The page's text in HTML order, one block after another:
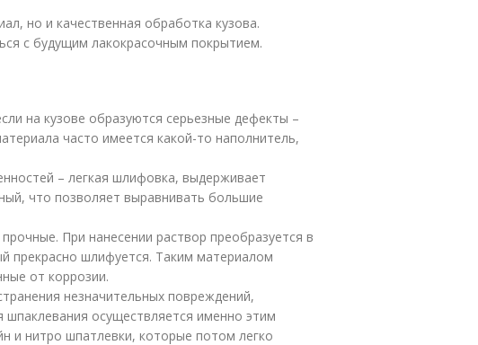
но и качественная обработка кузова.
с будущим лакокрасочным покрытием.
на кузове образуются серьезные дефекты –
часто имеется какой-то наполнитель,
– легкая шлифовка, выдерживает
что позволяет выравнивать большие
При нанесении раствор преобразуется в
прекрасно шлифуется. Таким материалом
от коррозии.
незначительных повреждений,
осуществляется именно этим
и нитро шпатлевки, которые потом легко